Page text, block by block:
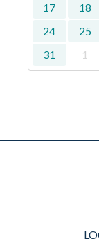
17
18
24
25
31
1